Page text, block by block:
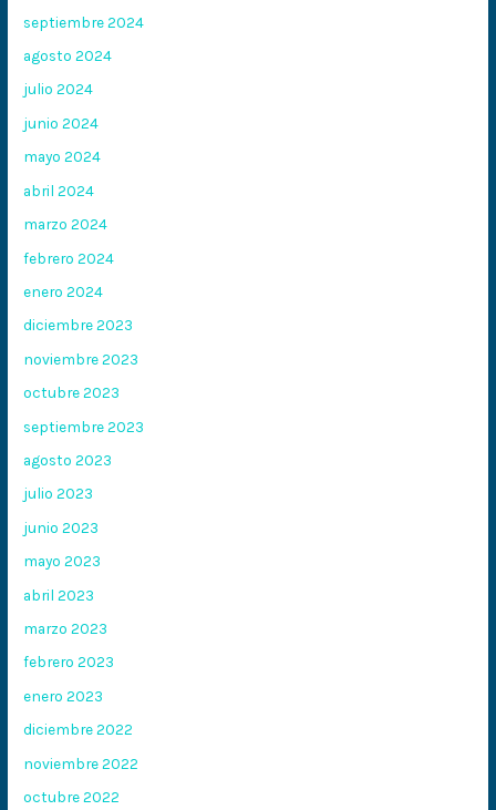
septiembre 2024
agosto 2024
julio 2024
junio 2024
mayo 2024
abril 2024
marzo 2024
febrero 2024
enero 2024
diciembre 2023
noviembre 2023
octubre 2023
septiembre 2023
agosto 2023
julio 2023
junio 2023
mayo 2023
abril 2023
marzo 2023
febrero 2023
enero 2023
diciembre 2022
noviembre 2022
octubre 2022